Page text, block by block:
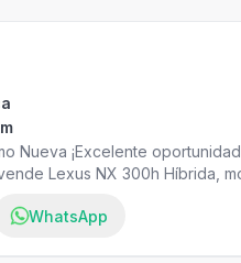
Nueva ¡Excelente
Lexus NX 300h Híbrida,
excelente rendimiento de
de combustible. Solo 16,600
y entrega inmediata.
WhatsApp